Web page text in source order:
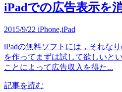
iPadでの広告表示を
2015/9/22 iPhone,iPad
iPadの無料ソフトには，それな
を作ってまずは試して欲しいと
ことによって広告収入を得た...
記事を読む